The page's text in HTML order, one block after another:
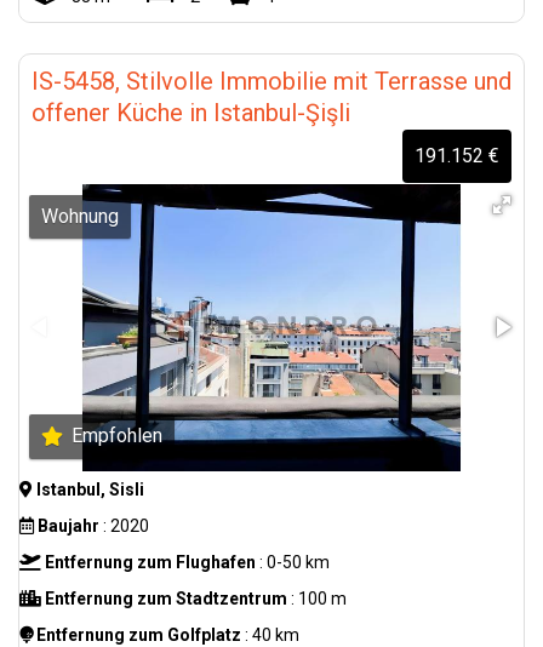
IS-5458, Stilvolle Immobilie mit Terrasse und
offener Küche in Istanbul-Şişli
191.152 €
Wohnung
Empfohlen
Istanbul, Sisli
Baujahr : 2020
Entfernung zum Flughafen : 0-50 km
Entfernung zum Stadtzentrum : 100 m
Entfernung zum Golfplatz : 40 km